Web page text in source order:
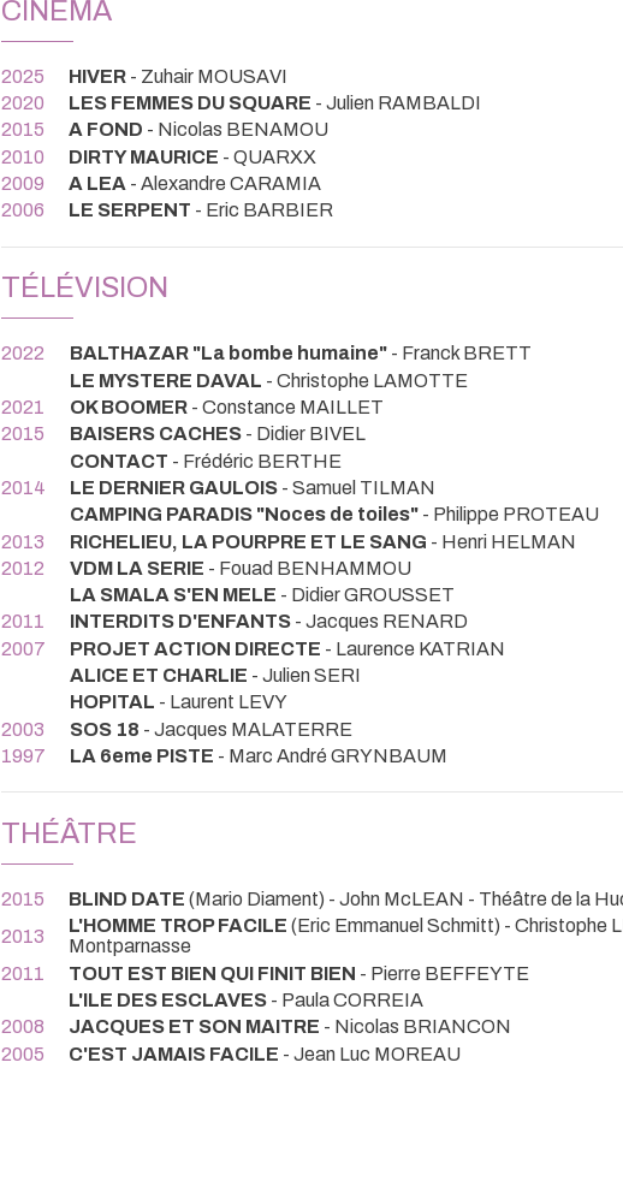
CINÉMA
2025 HIVER - Zuhair MOUSAVI
2020
LES FEMMES DU SQUARE - Julien RAMBALDI
2015
A FOND - Nicolas BENAMOU
2010
DIRTY MAURICE - QUARXX
2009
A LEA - Alexandre CARAMIA
2006
LE SERPENT - Eric BARBIER
TÉLÉVISION
2022 BALTHAZAR "La bombe humaine" - Franck BRETT
LE MYSTERE DAVAL - Christophe LAMOTTE
2021
OK BOOMER - Constance MAILLET
2015
BAISERS CACHES - Didier BIVEL
CONTACT - Frédéric BERTHE
2014
LE DERNIER GAULOIS - Samuel TILMAN
CAMPING PARADIS "Noces de toiles" - Philippe PROTEAU
2013
RICHELIEU, LA POURPRE ET LE SANG - Henri HELMAN
2012
VDM LA SERIE - Fouad BENHAMMOU
LA SMALA S'EN MELE - Didier GROUSSET
2011
INTERDITS D'ENFANTS - Jacques RENARD
2007
PROJET ACTION DIRECTE - Laurence KATRIAN
ALICE ET CHARLIE - Julien SERI
HOPITAL - Laurent LEVY
2003
SOS 18 - Jacques MALATERRE
1997
LA 6eme PISTE - Marc André GRYNBAUM
THÉÂTRE
2015 BLIND DATE (Mario Diament) - John McLEAN - Théâtre de la
2013
L'HOMME TROP FACILE (Eric Emmanuel Schmitt) - Christophe
Montparnasse
2011
TOUT EST BIEN QUI FINIT BIEN - Pierre BEFFEYTE
L'ILE DES ESCLAVES - Paula CORREIA
2008
JACQUES ET SON MAITRE - Nicolas BRIANCON
2005
C'EST JAMAIS FACILE - Jean Luc MOREAU